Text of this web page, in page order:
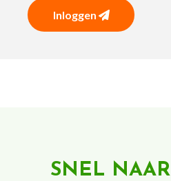
Inloggen
SNEL NAAR